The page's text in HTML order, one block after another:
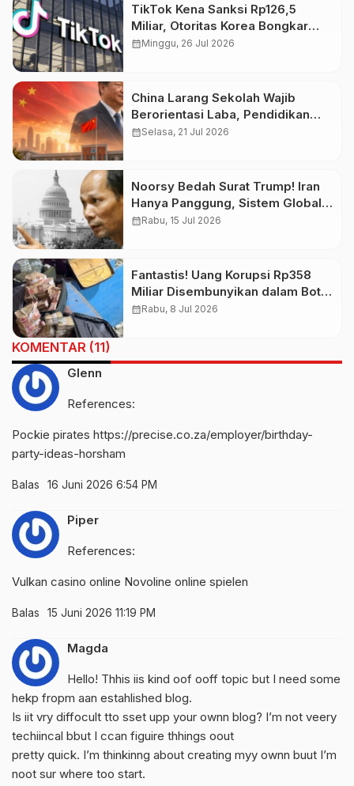
TikTok Kena Sanksi Rp126,5
Miliar, Otoritas Korea Bongkar
Pelanggaran Data Pribadi
calendar_monthMinggu, 26 Jul 2026
China Larang Sekolah Wajib
Berorientasi Laba, Pendidikan
Bukan Ladang Bisnis
calendar_monthSelasa, 21 Jul 2026
Noorsy Bedah Surat Trump! Iran
Hanya Panggung, Sistem Global
Target Utama
calendar_monthRabu, 15 Jul 2026
Fantastis! Uang Korupsi Rp358
Miliar Disembunyikan dalam Botol
Air Mineral, Eks Wamen Irak
calendar_monthRabu, 8 Jul 2026
KOMENTAR (11)
Glenn
References:
Pockie pirates https://precise.co.za/employer/birthday-
party-ideas-horsham
Balas 16 Juni 2026 6:54 PM
Piper
References:
Vulkan casino online Novoline online spielen
Balas 15 Juni 2026 11:19 PM
Magda
Hello! Thhis iis kind oof ooff topic but I need some
hekp fropm aan estahlished blog.
Is iit vry diffocult tto sset upp your ownn blog? I’m not veery
techiincal bbut I ccan figuire thhings oout
pretty quick. I’m thinkinng about creating myy ownn buut I’m
noot sur where too start.